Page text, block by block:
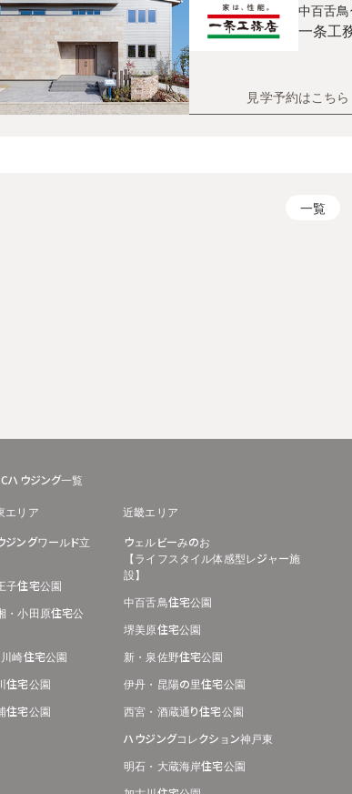
中百舌
一条工
見学予約はこちら
一覧
ハウジング一覧
エリア
ジングワールド立
子住宅公園
・小田原住宅公
崎住宅公園
住宅公園
住宅公園
近畿エリア
ウェルビーみのお
【ライフスタイル体感型レジャー施
設】
中百舌鳥住宅公園
堺美原住宅公園
新・泉佐野住宅公園
伊丹・昆陽の里住宅公園
西宮・酒蔵通り住宅公園
ハウジングコレクション神戸東
明石・大蔵海岸住宅公園